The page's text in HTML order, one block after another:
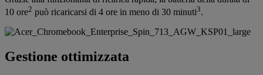
10 ore2 può ricaricarsi di 4 ore in meno di 30 minuti3.
Gestione ottimizzata